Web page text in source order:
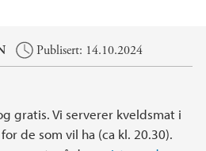
Publisert: 14.10.2024
gratis. Vi serverer kveldsmat i
de som vil ha (ca kl. 20.30).